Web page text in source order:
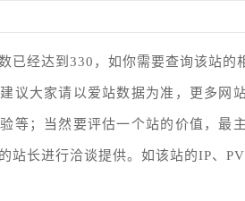
已经达到330，如你需要查询该站的
议大家请以爱站数据为准，更多网
等；当然要评估一个站的价值，最
站长进行洽谈提供。如该站的IP、PV